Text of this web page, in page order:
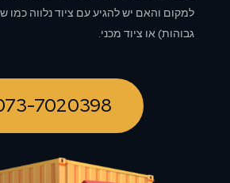
למקום והאם יש להגיע עם ציוד נלווה כמו
גבוהות) או ציוד מכני.
7020398